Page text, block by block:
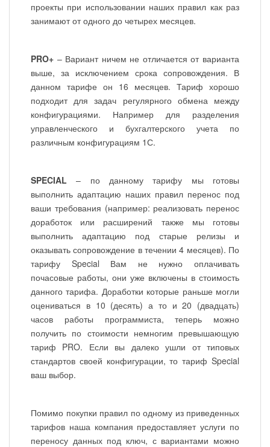
проекты при использовании наших правил как раз
занимают от одного до четырех месяцев.
PRO+ – Вариант ничем не отличается от варианта
выше, за исключением срока сопровождения. В
данном тарифе он 16 месяцев. Тариф хорошо
подходит для задач регулярного обмена между
конфигурациями. Например для разделения
управленческого и бухгалтерского учета по
различным конфигурациям 1С.
SPECIAL – по данному тарифу мы готовы
выполнить адаптацию наших правил перенос под
ваши требования (например: реализовать перенос
доработок или расширений также мы готовы
выполнить адаптацию под старые релизы и
оказывать сопровождение в течении 4 месяцев). По
тарифу Special Вам не нужно оплачивать
почасовые работы, они уже включены в стоимость
данного тарифа. Доработки которые раньше могли
оцениваться в 10 (десять) а то и 20 (двадцать)
часов работы программиста, теперь можно
получить по стоимости немногим превышающую
тариф PRO. Если вы далеко ушли от типовых
стандартов своей конфигурации, то тариф Special
ваш выбор.
Помимо покупки правил по одному из приведенных
тарифов наша компания предоставляет услуги по
переносу данных под ключ, с вариантами можно